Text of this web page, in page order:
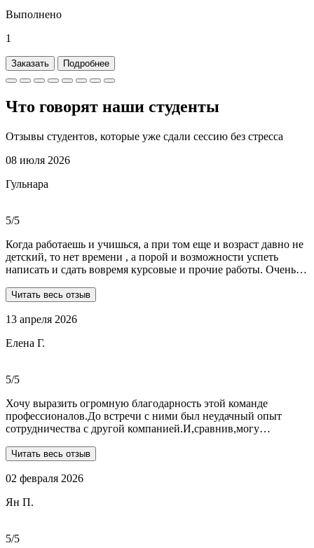
Выполнено
1
Заказать Подробнее
Что говорят наши студенты
Отзывы студентов, которые уже сдали сессию без стресса
08 июля 2026
Гульнара
5/5
Когда работаешь и учишься, а при том еще и возраст давно не
детский, то нет времени , а порой и возможности успеть
написать и сдать вовремя курсовые и прочие работы. Очень
Dist-help. Все мои проблемы в полном смысле слова взяли на
выполнили очень качественно, вовремя и по очень даже
реагируют и отвечают на все вопросы. Теперь буду
Читать весь отзыв
13 апреля 2026
Елена Г.
5/5
Хочу выразить огромную благодарность этой команде
профессионалов.До встречи с ними был неудачный опыт
сотрудничества с другой компанией.И,сравнив,могу
профессионалов.Условия,сроки были сразу оговорены и четко
уровне.А если возникали вопросы или проблемы,то помощь
помощь студентам,то только-сюда.Огромное спасибо!!!
Читать весь отзыв
02 февраля 2026
Ян П.
5/5